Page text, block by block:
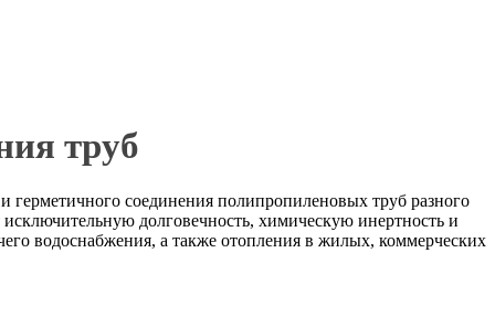
труб
соединения полипропиленовых труб разного
долговечность, химическую инертность и
водоснабжения, а также отопления в жилых, коммерческих